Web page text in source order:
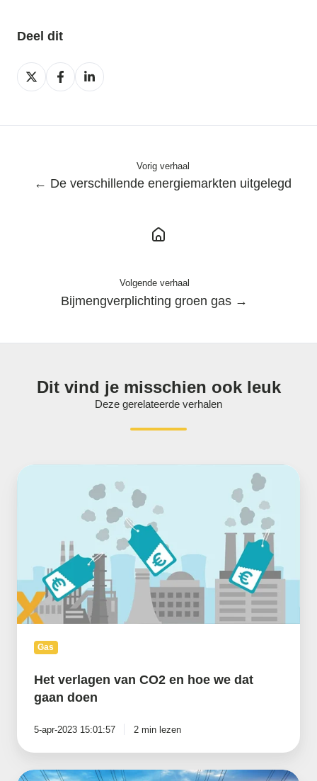
Deel dit
Deel
op
Deel
op
Deel
op
Vorig verhaal
← De verschillende energiemarkten uitgelegd
Volgende verhaal
Bijmengverplichting groen gas →
Dit vind je misschien ook leuk
Deze gerelateerde verhalen
Het
gaan
doen
Gas
Het verlagen van CO2 en hoe we dat
gaan doen
5-apr-2023 15:01:57 2 min lezen
Eerste